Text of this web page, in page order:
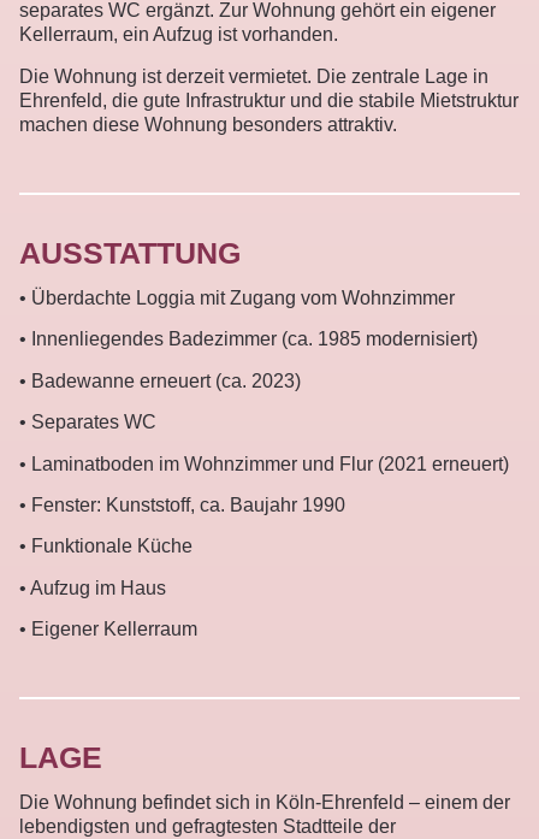
separates WC ergänzt. Zur Wohnung gehört ein eigener
Kellerraum, ein Aufzug ist vorhanden.
Die Wohnung ist derzeit vermietet. Die zentrale Lage in
Ehrenfeld, die gute Infrastruktur und die stabile Mietstruktur
machen diese Wohnung besonders attraktiv.
AUSSTATTUNG
• Überdachte Loggia mit Zugang vom Wohnzimmer
• Innenliegendes Badezimmer (ca. 1985 modernisiert)
• Badewanne erneuert (ca. 2023)
• Separates WC
• Laminatboden im Wohnzimmer und Flur (2021 erneuert)
• Fenster: Kunststoff, ca. Baujahr 1990
• Funktionale Küche
• Aufzug im Haus
• Eigener Kellerraum
LAGE
Die Wohnung befindet sich in Köln-Ehrenfeld – einem der
lebendigsten und gefragtesten Stadtteile der